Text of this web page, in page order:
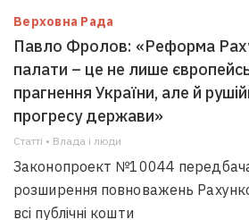
Верховна Рада
Павло Фролов: «Реформа
палати – це не лише
прагнення України, але й
прогресу держави»
Статті • Влада i люди
Законопроект №10044
розширення повноважень
всі публічні кошти